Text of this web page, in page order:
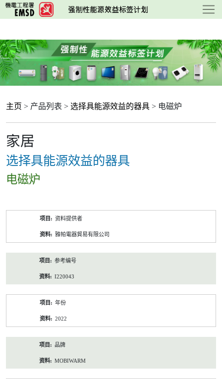
跳
至
要
内
容
主页 > 产品列表 > 选择具能源效益的器具 > 电磁炉
家居
选择具能源效益的器具
电磁炉
资料提供者
雅帕電器貿易有限公司
参考编号
I220043
年份
2022
品牌
MOBIWARM